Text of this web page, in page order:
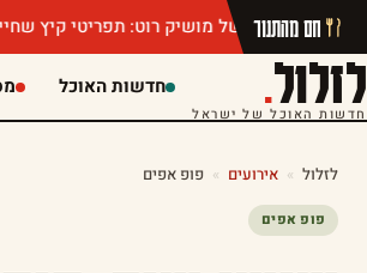
של מושיק רוט: תפריטי קיץ שחייבים
חם מהתנור
לזלול.
חדשות האוכל של ישראל
חדשות האוכל
לזלול » אירועים » פופ אפים
פופ אפים